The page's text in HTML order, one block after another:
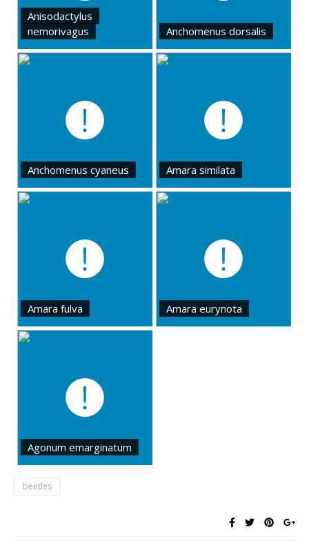
Anisodactylus
nemorivagus
Anchomenus dorsalis
Anchomenus cyaneus Amara similata
Amara fulva Amara eurynota
Agonum emarginatum
beetles